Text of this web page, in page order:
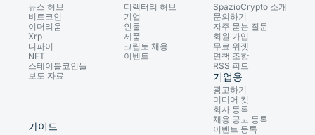
뉴스 허브
비트코인
이더리움
Xrp
디파이
NFT
스테이블코인들
보도 자료
디렉터리 허브
기업
인물
제품
크립토 채용
이벤트
가이드
SpazioCrypto 소개
문의하기
자주 묻는 질문
회원 가입
무료 위젯
면책 조항
RSS 피드
기업용
광고하기
미디어 킷
회사 등록
채용 공고 등록
이벤트 등록